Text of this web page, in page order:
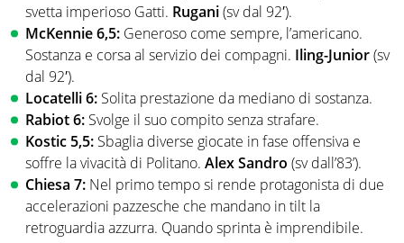
svetta imperioso Gatti. Rugani(sv dal 92′).
McKennie 6,5: Generoso come sempre, l’americano.
Sostanza e corsa al servizio dei compagni. Iling-Junior(sv
dal 92′).
Locatelli 6: Solita prestazione da mediano di sostanza.
Rabiot 6: Svolge il suo compito senza strafare.
Kostic 5,5: Sbaglia diverse giocate in fase offensiva e
soffre la vivacità di Politano. Alex Sandro (sv dall’83’).
Chiesa 7: Nel primo tempo si rende protagonista di due
accelerazioni pazzesche che mandano in tilt la
retroguardia azzurra. Quando sprinta è imprendibile.